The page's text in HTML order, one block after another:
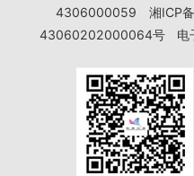
4306000059
湘ICP
43060202000064号
电